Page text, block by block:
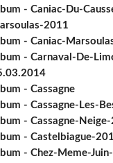
- Caniac-Du-
2011
- Caniac-
- Carnaval-De-
- Cassagne
- Cassagne-Les-
- Cassagne-
- Castelbiague-
- Chez-Meme-